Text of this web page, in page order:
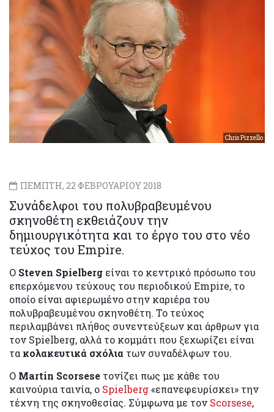
Chris Pizzello
ΠΕΜΠΤΗ, 22 ΦΕΒΡΟΥΑΡΙΟΥ 2018
Συνάδελφοι του πολυβραβευμένου
σκηνοθέτη εκθειάζουν την
δημιουργικότητα και το έργο του στο νέο
τεύχος του Empire.
Ο Steven Spielberg είναι το κεντρικό πρόσωπο του
επερχόμενου τεύχους του περιοδικού Empire, το
οποίο είναι αφιερωμένο στην καριέρα του
πολυβραβευμένου σκηνοθέτη. Το τεύχος
περιλαμβάνει πλήθος συνεντεύξεων και άρθρων για
τον Spielberg, αλλά το κομμάτι που ξεχωρίζει είναι
τα κολακευτικά σχόλια των συναδέλφων του.
Ο Martin Scorsese τονίζει πως με κάθε του
καινούρια ταινία, ο Spielberg«επανεφευρίσκει» την
τέχνη της σκηνοθεσίας. Σύμφωνα με τον Scorsese,